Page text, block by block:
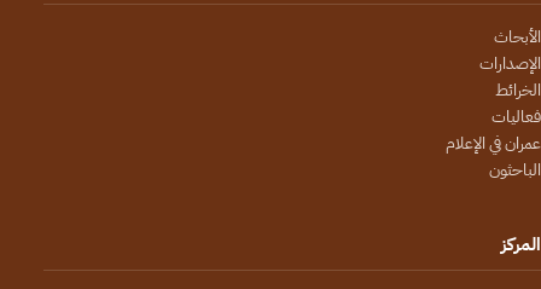
الأبحاث
الإصدارات
الخرائط
فعاليات
عمران في الإعلام
الباحثون
المركز